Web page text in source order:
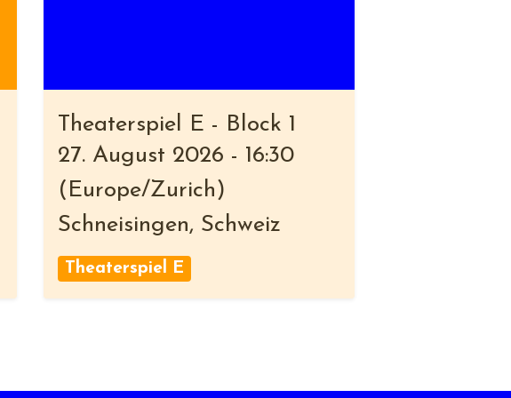
Theaterspiel E - Block 1
27. August 2026 - 16:30
( Europe/Zurich )
Schneisingen, Schweiz
Theaterspiel E